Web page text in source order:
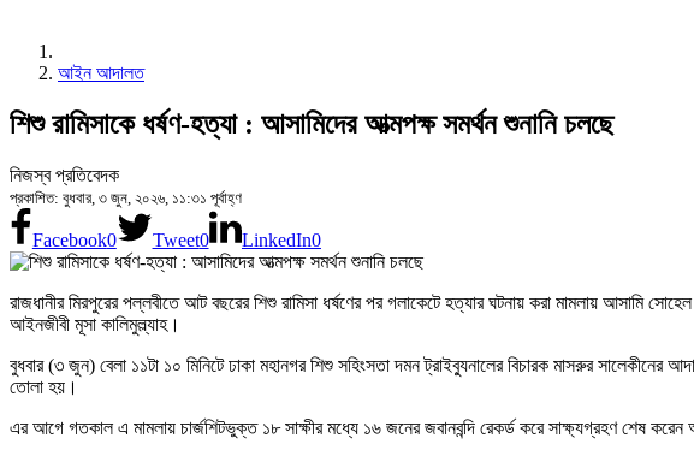
আইন আদালত
শিশু রামিসাকে ধর্ষণ-হত্যা : আসামিদের আত্মপক্ষ সমর্থন শুনানি চলছে
নিজস্ব প্রতিবেদক
প্রকাশিত: বুধবার, ৩ জুন, ২০২৬, ১১:৩১ পূর্বাহ্ণ
Facebook0 Tweet0 LinkedIn0
রাজধানীর মিরপুরের পল্লবীতে আট বছরের শিশু রামিসা ধর্ষণের পর গলাকেটে হত্যার ঘটনায় করা মামলায় আসামি
আইনজীবী মূসা কালিমুল্ল্যাহ।
বুধবার (৩ জুন) বেলা ১১টা ১০ মিনিটে ঢাকা মহানগর শিশু সহিংসতা দমন ট্রাইব্যুনালের বিচারক মাসরুর
তোলা হয়।
এর আগে গতকাল এ মামলায় চার্জশিটভুক্ত ১৮ সাক্ষীর মধ্যে ১৬ জনের জবানবন্দি রেকর্ড করে সাক্ষ্যগ্রহণ শেষ করেন